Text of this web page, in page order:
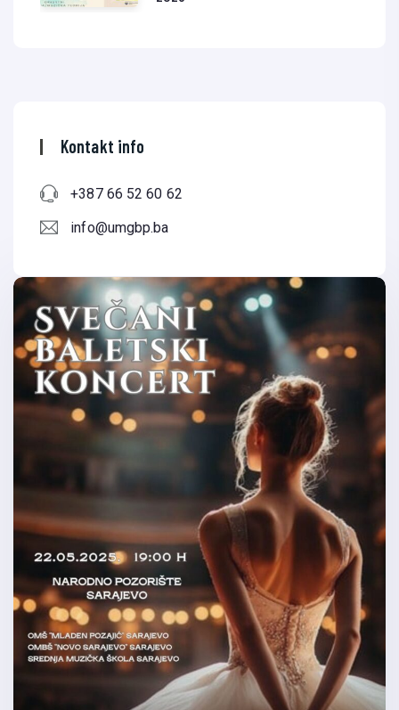
Kontakt info
+387 66 52 60 62
info@umgbp.ba